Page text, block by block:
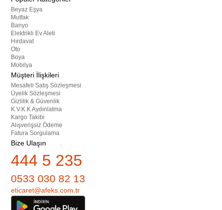
Beyaz Eşya
Mutfak
Banyo
Elektrikli Ev Aleti
Hırdavat
Oto
Boya
Mobilya
Müşteri İlişkileri
Mesafeli Satış Sözleşmesi
Üyelik Sözleşmesi
Gizlilik & Güvenlik
K.V.K.K Aydınlatma
Kargo Takibi
Alışverişsiz Ödeme
Fatura Sorgulama
Bize Ulaşın
444 5 235
0533 030 82 13
eticaret@afeks.com.tr